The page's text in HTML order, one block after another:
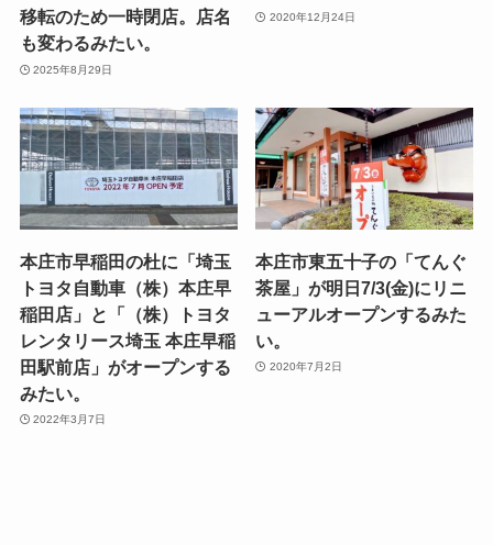
移転のため一時閉店。店名
も変わるみたい。
2025年8月29日
2020年12月24日
本庄市早稲田の杜に「埼玉
トヨタ自動車（株）本庄早
稲田店」と「（株）トヨタ
レンタリース埼玉 本庄早稲
田駅前店」がオープンする
みたい。
2022年3月7日
本庄市東五十子の「てんぐ
茶屋」が明日7/3(金)にリニ
ューアルオープンするみた
い。
2020年7月2日